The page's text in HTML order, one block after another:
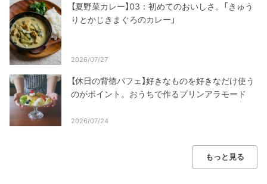
【夏野菜カレー】03：初めてのおいしさ。「きゅう
りとかじきまぐろのカレー」
2026/07/27
【休日の背徳パフェ】好きなものを好きなだけ使う
のがポイント。おうちで作るプリンアラモード
2026/07/24
もっと見る